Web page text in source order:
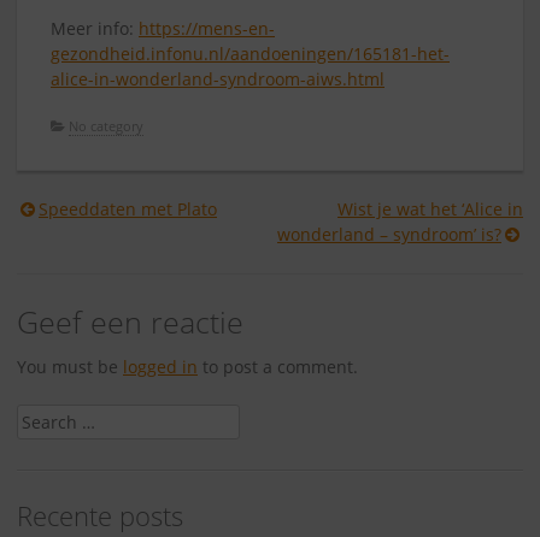
Meer info: https://mens-en-
gezondheid.infonu.nl/aandoeningen/165181-het-
alice-in-wonderland-syndroom-aiws.html
No category
Berichtnavigatie
Speeddaten met Plato
Wist je wat het ‘Alice in
wonderland – syndroom’ is?
Geef een reactie
You must be logged in to post a comment.
Search
Recente posts